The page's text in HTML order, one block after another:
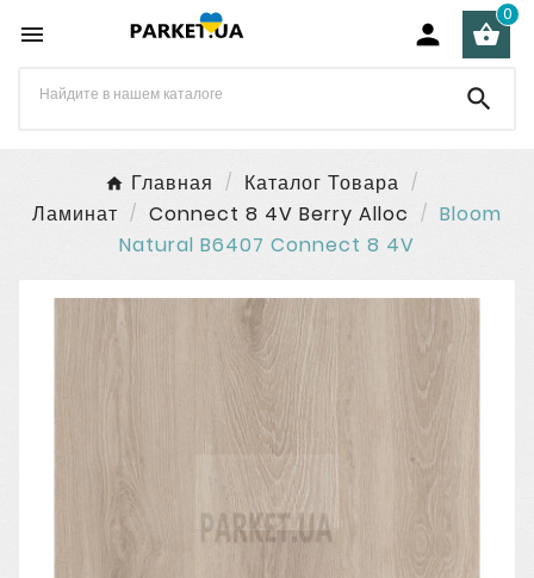
  
0

Главная
Каталог Товара
Ламинат
Connect 8 4V Berry Alloc
Bloom
Natural B6407 Connect 8 4V